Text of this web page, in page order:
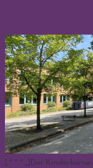
[ “ “ “ „]Der